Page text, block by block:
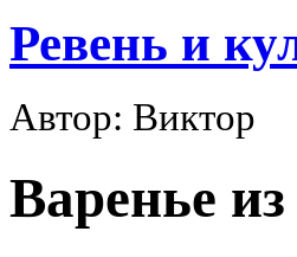
Ревень и
Автор: Виктор
Варенье